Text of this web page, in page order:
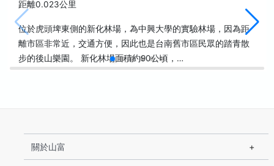
距離0.023公里
位於虎頭埤東側的新化林場，為中興大學的實驗林場，因為距
離市區非常近，交通方便，因此也是台南舊市區民眾的踏青散
步的後山樂園。 新化林場面積約90公頃，…
關於山富